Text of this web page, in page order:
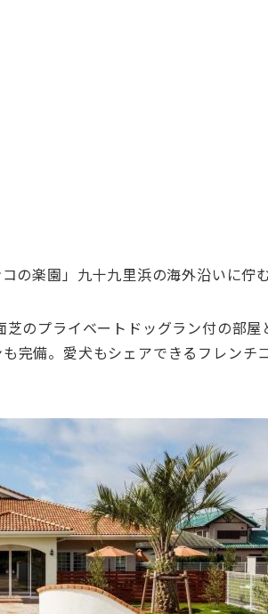
楽園」九十九里浜の海外沿いに佇
のプライベートドッグラン付の部
完備。愛犬もシェアできるフレンチ